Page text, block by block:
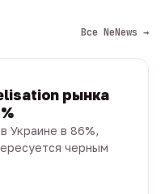
Все NeNews →
рынка
Украине в 86%,
черным